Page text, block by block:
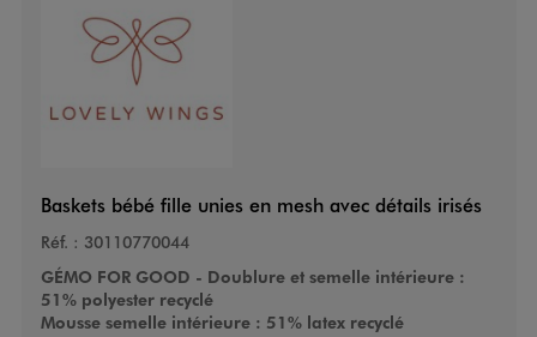
Baskets bébé fille unies en mesh avec détails irisés
Réf. : 30110770044
GÉMO FOR GOOD - Doublure et semelle intérieure :
51% polyester recyclé
Mousse semelle intérieure : 51% latex recyclé